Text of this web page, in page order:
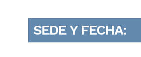
SEDE Y FECHA: